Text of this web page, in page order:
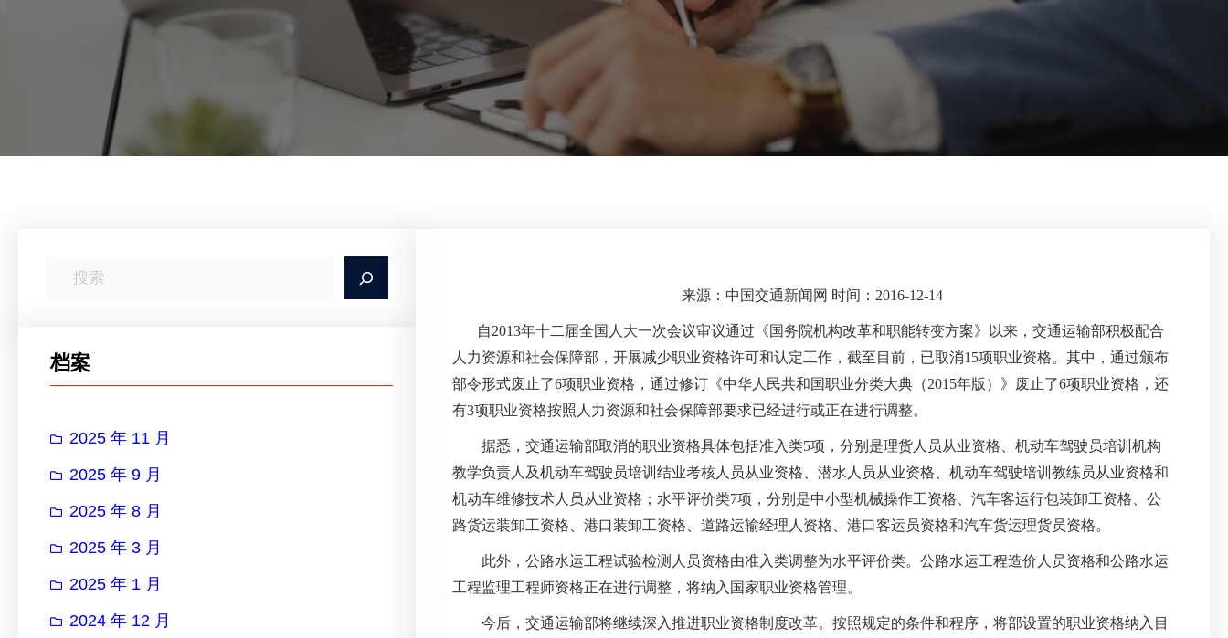
档案
2025 年 11 月
2025 年 9 月
2025 年 8 月
2025 年 3 月
2025 年 1 月
2024 年 12 月
来源：中国交通新闻网 时间：2016-12-14
自2013年十二届全国人大一次会议审议通过《国务院机构改革和职能转变方案》以来，交通运输部积极配合
人力资源和社会保障部，开展减少职业资格许可和认定工作，截至目前，已取消15项职业资格。其中，通过颁布
部令形式废止了6项职业资格，通过修订《中华人民共和国职业分类大典（2015年版）》废止了6项职业资格，还
有3项职业资格按照人力资源和社会保障部要求已经进行或正在进行调整。
据悉，交通运输部取消的职业资格具体包括准入类5项，分别是理货人员从业资格、机动车驾驶员培训机构
教学负责人及机动车驾驶员培训结业考核人员从业资格、潜水人员从业资格、机动车驾驶培训教练员从业资格和
机动车维修技术人员从业资格；水平评价类7项，分别是中小型机械操作工资格、汽车客运行包装卸工资格、公
路货运装卸工资格、港口装卸工资格、道路运输经理人资格、港口客运员资格和汽车货运理货员资格。
此外，公路水运工程试验检测人员资格由准入类调整为水平评价类。公路水运工程造价人员资格和公路水运
工程监理工程师资格正在进行调整，将纳入国家职业资格管理。
今后，交通运输部将继续深入推进职业资格制度改革。按照规定的条件和程序，将部设置的职业资格纳入目